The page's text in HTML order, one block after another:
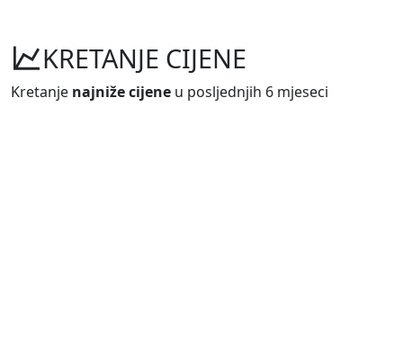
KRETANJE CIJENE
Kretanje najniže cijene u posljednjih 6 mjeseci